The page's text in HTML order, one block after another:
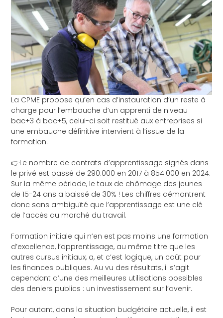
La CPME propose qu’en cas d’instauration d’un reste à
charge pour l’embauche d’un apprenti de niveau
bac+3 à bac+5, celui-ci soit restitué aux entreprises si
une embauche définitive intervient à l’issue de la
formation.
👉Le nombre de contrats d’apprentissage signés dans
le privé est passé de 290.000 en 2017 à 854.000 en 2024.
Sur la même période, le taux de chômage des jeunes
de 15-24 ans a baissé de 30% ! Les chiffres démontrent
donc sans ambiguïté que l’apprentissage est une clé
de l’accès au marché du travail.
Formation initiale qui n’en est pas moins une formation
d’excellence, l’apprentissage, au même titre que les
autres cursus initiaux, a, et c’est logique, un coût pour
les finances publiques. Au vu des résultats, il s’agit
cependant d’une des meilleures utilisations possibles
des deniers publics : un investissement sur l’avenir.
Pour autant, dans la situation budgétaire actuelle, il est